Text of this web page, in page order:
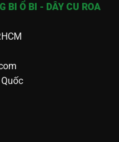
BI Ổ BI - DÂY CU ROA